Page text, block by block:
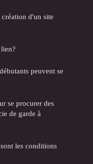
d'un site
peuvent se
se procurer des
de garde à
les conditions